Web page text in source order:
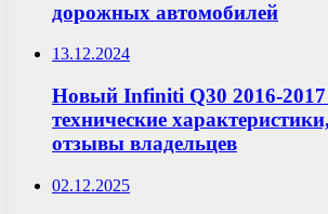
дорожных автомобилей
13.12.2024
Новый Infiniti Q30 2016-
технические
отзывы владельцев
02.12.2025